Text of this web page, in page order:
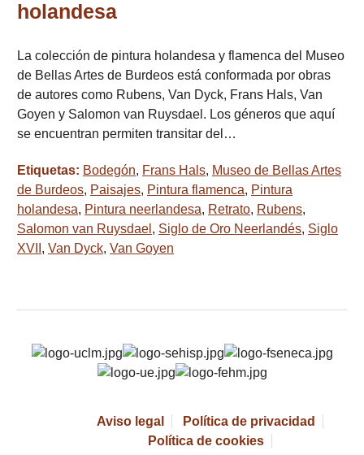
holandesa
La colección de pintura holandesa y flamenca del Museo
de Bellas Artes de Burdeos está conformada por obras
de autores como Rubens, Van Dyck, Frans Hals, Van
Goyen y Salomon van Ruysdael. Los géneros que aquí
se encuentran permiten transitar del…
Etiquetas: Bodegón, Frans Hals, Museo de Bellas Artes
de Burdeos, Paisajes, Pintura flamenca, Pintura
holandesa, Pintura neerlandesa, Retrato, Rubens,
Salomon van Ruysdael , Siglo de Oro Neerlandés, Siglo
XVII , Van Dyck, Van Goyen
Aviso legal
Política de privacidad
Política de cookies